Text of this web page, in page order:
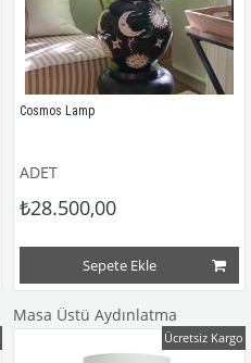
Cosmos Lamp
ADET
₺28.500,00
Sepete Ekle
Masa Üstü Aydınlatma
Ücretsiz Kargo